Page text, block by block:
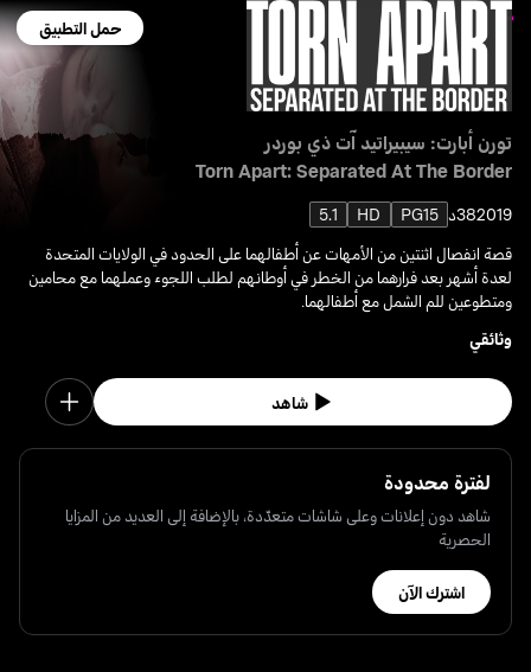
حمل التطبيق
تورن أبارت: سيبيراتيد آت ذي بوردر
Torn Apart: Separated At The Border
201938د PG15
HD
5.1
قصة انفصال اثنتين من الأمهات عن أطفالهما على الحدود في الولايات المتحدة
لعدة أشهر بعد فرارهما من الخطر في أوطانهم لطلب اللجوء وعملهما مع محامين
ومتطوعين للم الشمل مع أطفالهما.
وثائقي
شاهد
لفترة محدودة
شاهد دون إعلانات وعلى شاشات متعدّدة، بالإضافة إلى العديد من المزايا
الحصرية
اشترك الآن